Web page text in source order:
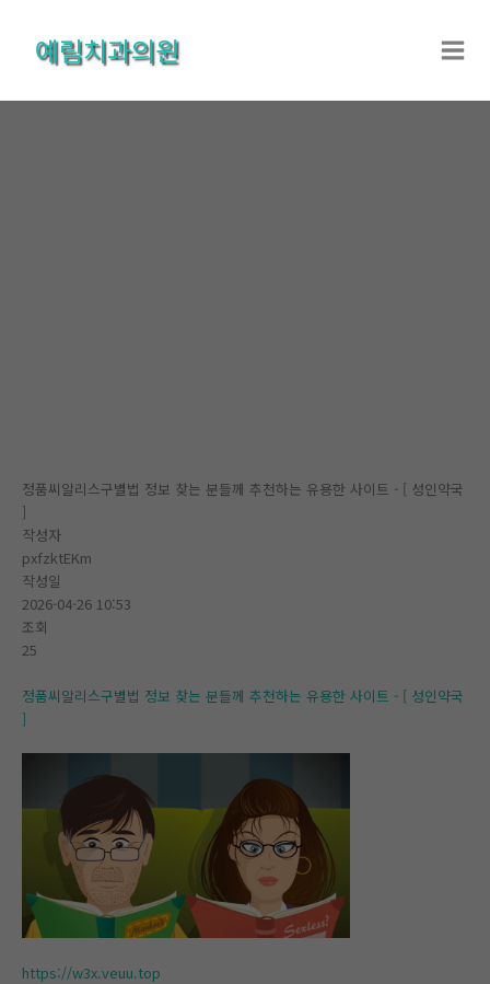
건
예림치과의원
정품씨알리스구별법 정보 찾는 분들께 추천하는 유용한 사이트 - [ 성인약국
]
작성자
pxfzktEKm
작성일
2026-04-26 10:53
조회
25
정품씨알리스구별법 정보 찾는 분들께 추천하는 유용한 사이트 - [ 성인약국
]
https://w3x.veuu.top